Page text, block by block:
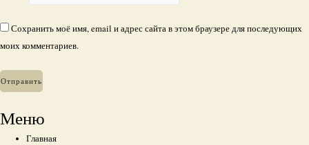
Сохранить моё имя, email и адрес сайта в этом браузере для последующих
моих комментариев.
Меню
Главная